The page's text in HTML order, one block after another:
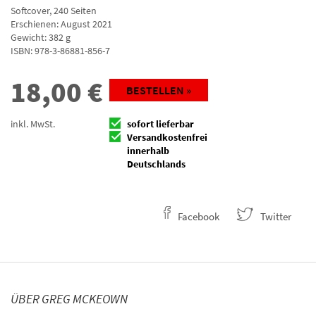
Softcover,240Seiten
Erschienen: August 2021
Gewicht: 382 g
ISBN:978-3-86881-856-7
18,00€
inkl. MwSt.
BESTELLEN »
sofort lieferbar
Versandkostenfrei
innerhalb
Deutschlands
Facebook Twitter
ÜBER GREG MCKEOWN